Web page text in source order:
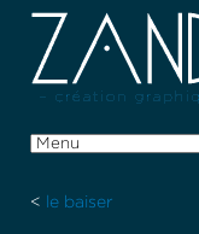
< le baiser